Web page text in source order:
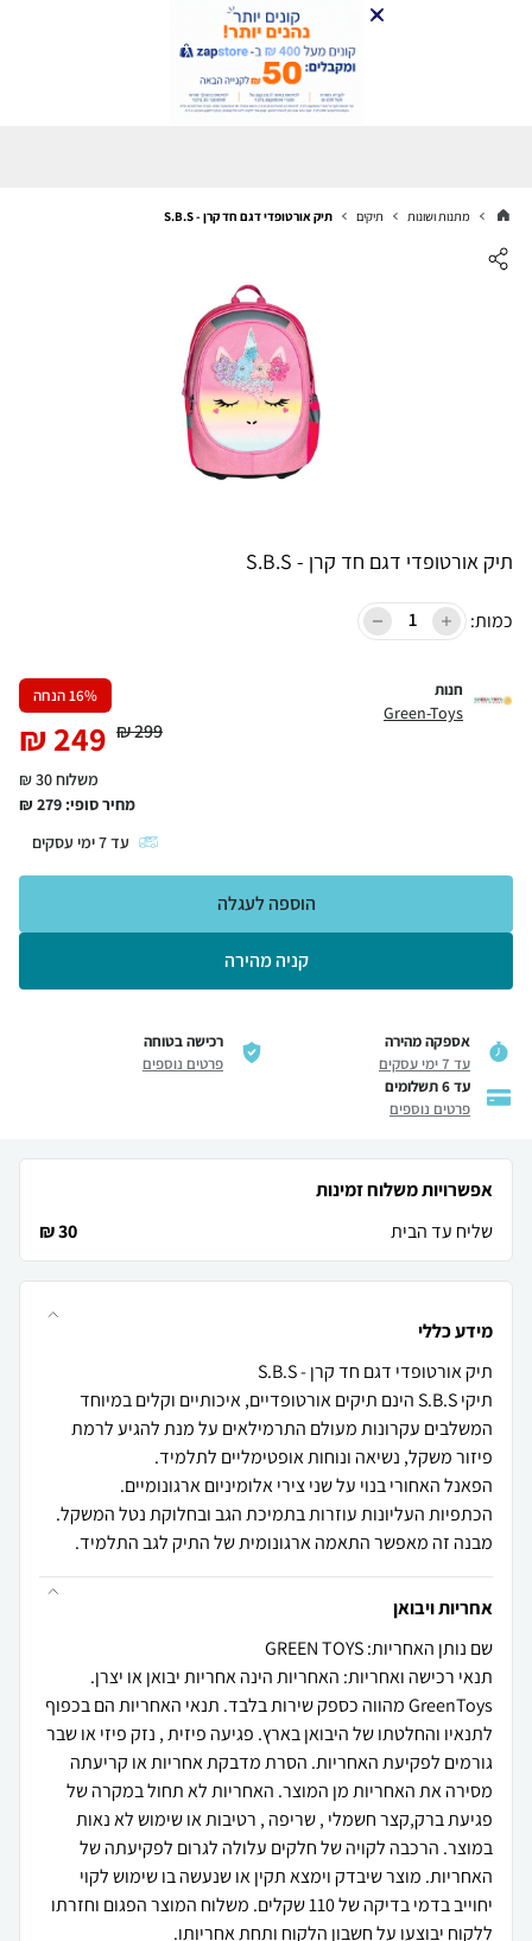
מתנות ושונות תיקים תיק אורטופדי דגם חד קרן - S.B.S
תיק אורטופדי דגם חד קרן - S.B.S
כמות:
חנות
Green-Toys
16% הנחה
299
₪
249
₪
משלוח 30 ₪
מחיר סופי: 279
₪
עד7ימי עסקים
קניה מהירה
הוספה לעגלה
אספקה מהירה
עד 7 ימי עסקים
רכישה בטוחה
פרטים נוספים
עד 6 תשלומים
פרטים נוספים
אפשרויות משלוח זמינות
שליח עד הבית
30 ₪
מידע כללי
תיקי S.B.S הינם תיקים אורטופדיים, איכותיים וקלים במיוחד
המשלבים עקרונות מעולם התרמילאים על מנת להגיע לרמת
מבנה זה מאפשר התאמה ארגונומית של התיק לגב התלמיד.
אחריות ויבואן
שם נותן האחריות: GREEN TOYS
תנאי רכישה ואחריות: האחריות הינה אחריות יבואן או יצרן.
GreenToys מהווה כספק שירות בלבד. תנאי האחריות הם בכפוף
לתנאיו והחלטתו של היבואן בארץ. פגיעה פיזית , נזק פיזי או שבר
גורמים לפקיעת האחריות. הסרת מדבקת אחריות או קריעתה
מסירה את האחריות מן המוצר. האחריות לא תחול במקרה של
פגיעת ברק,קצר חשמלי , שריפה , רטיבות או שימוש לא נאות
במוצר. הרכבה לקויה של חלקים עלולה לגרום לפקיעתה של
האחריות. מוצר שיבדק וימצא תקין או שנעשה בו שימוש לקוי
יחוייב בדמי בדיקה של 110 שקלים. משלוח המוצר הפגום וחזרתו
ללקוח יבוצעו על חשבון הלקוח ותחת אחריותו.